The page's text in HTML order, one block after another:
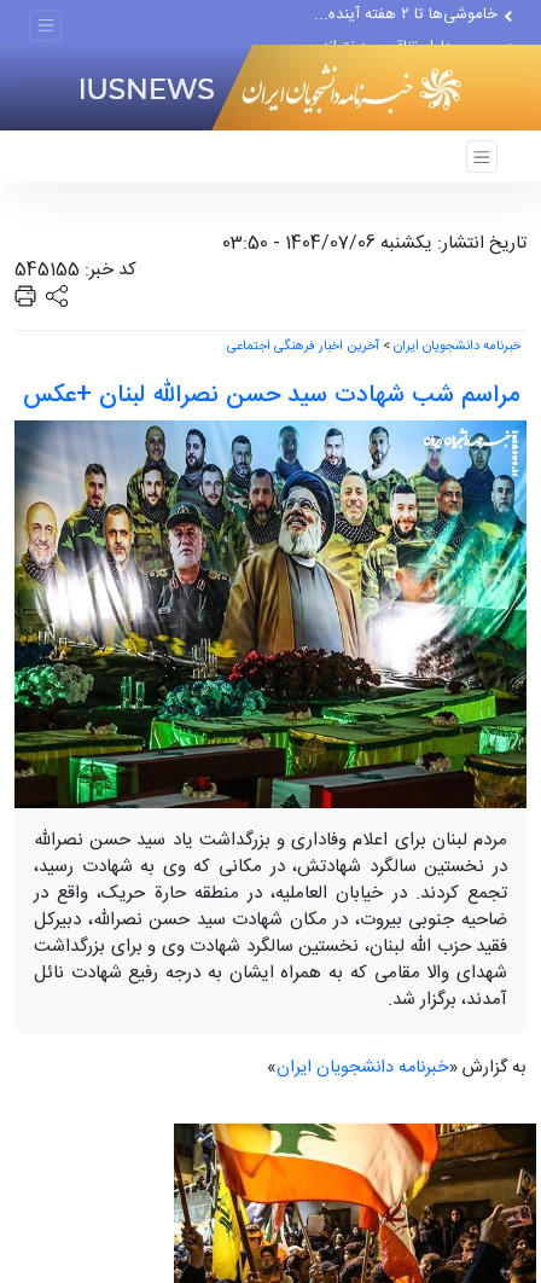
بی‌توجهی اقتصاد ایران به...
خاموشی‌ها تا ۲ هفته آینده...
بررسی دلیل تناقصی دخترانه
اجرای مدل تأمین مالی مشاغل...
تغییر ناگهانی روی نیمکت...
تاریخ انتشار: یکشنبه 1404/07/06 - 03:50
کد خبر: 545155
خبرنامه دانشجویان ایران> آخرین اخبار فرهنگی اجتماعی
مراسم شب شهادت سید حسن نصرالله لبنان +عکس
مردم لبنان برای اعلام وفاداری و بزرگداشت یاد سید حسن نصرالله
در نخستین سالگرد شهادتش، در مکانی که وی به شهادت رسید،
تجمع کردند. در خیابان العاملیه، در منطقه حارة حریک، واقع در
ضاحیه جنوبی بیروت، در مکان شهادت سید حسن نصرالله، دبیرکل
فقید حزب الله لبنان، نخستین سالگرد شهادت وی و برای بزرگداشت
شهدای والا مقامی که به همراه ایشان به درجه رفیع شهادت نائل
آمدند، برگزار شد.
به گزارش «خبرنامه دانشجویان ایران»